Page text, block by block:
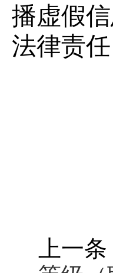
播虚假
法律责任
上一条